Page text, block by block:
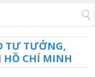
TƯ TƯỞNG,
HỒ CHÍ MINH